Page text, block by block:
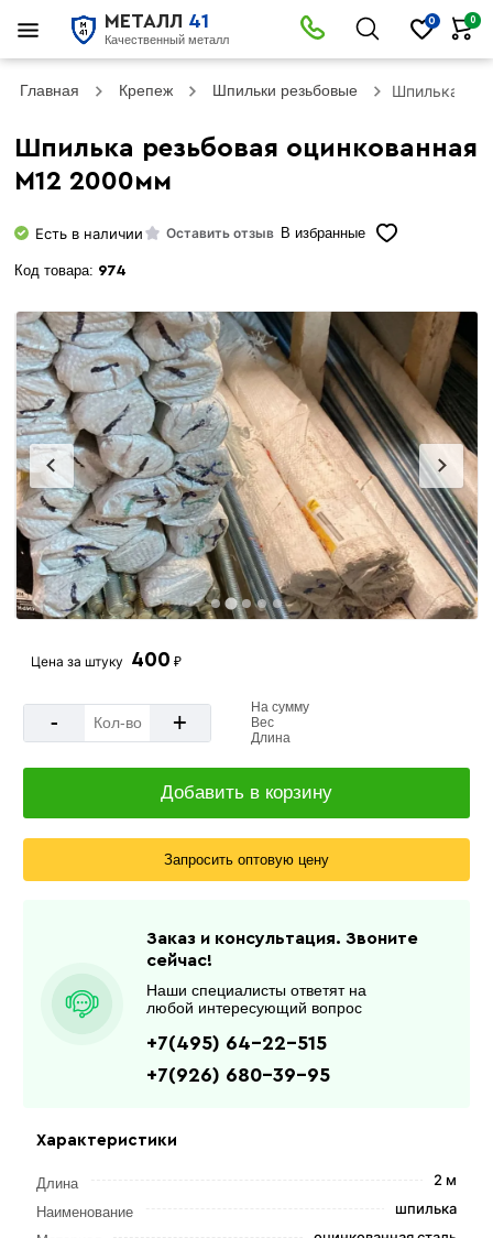
МЕТАЛЛ 41
Качественный металл
0 0
Главная Крепеж Шпильки резьбовые Шпилька
Шпилька резьбовая оцинкованная
М12 2000мм
Есть в наличии Оставить отзыв В избранные
Код товара: 974
Характеристики
Длина 2 м
Наименование шпилька
Цена за штуку 400 ₽
- +
На сумму
Вес
Длина
Добавить в корзину
Запросить оптовую цену
Заказ и консультация. Звоните
сейчас!
Наши специалисты ответят на
любой интересующий вопрос
+7(495) 64-22-515
+7(926) 680-39-95